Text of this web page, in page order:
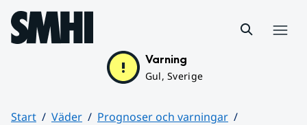
Hoppa till sidans innehåll
Varning
Gul, Sverige
Start Väder
Prognoser och varningar